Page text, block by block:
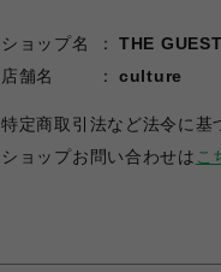
ショップ名
THE
店舗名
culture
特定商取引法など法令に基
ショップお問い合わせは こ